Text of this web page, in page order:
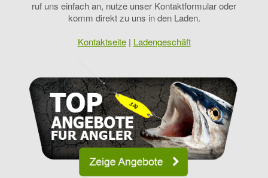
ruf uns einfach an, nutze unser Kontaktformular oder
komm direkt zu uns in den Laden.
Kontaktseite| Ladengeschäft